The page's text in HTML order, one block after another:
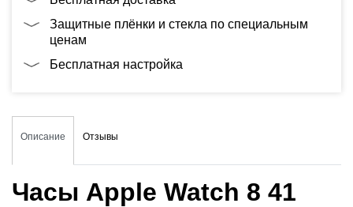
Защитные плёнки и стекла по специальным
ценам
Бесплатная настройка
Описание Отзывы
Часы Apple Watch 8 41